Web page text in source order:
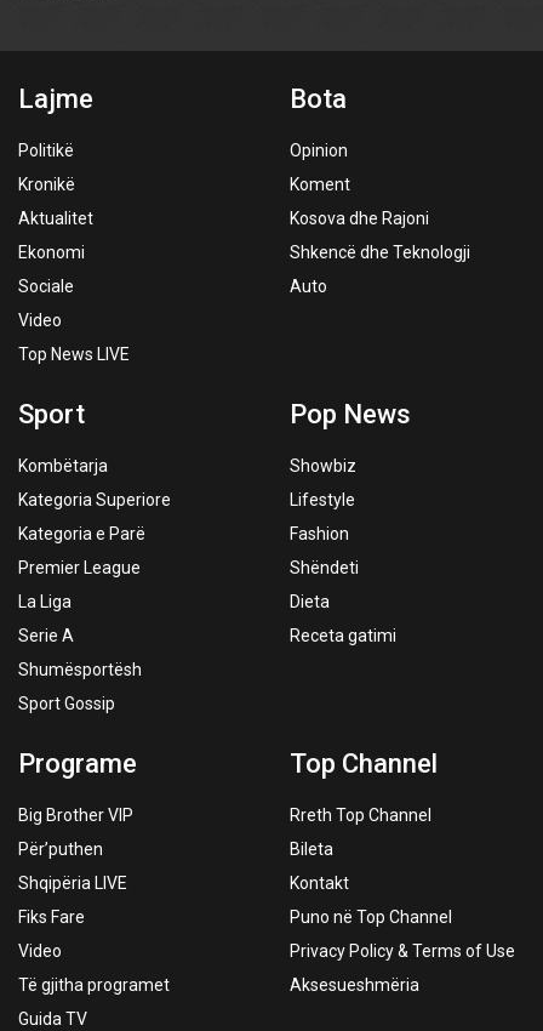
Lajme
Politikë
Kronikë
Aktualitet
Ekonomi
Sociale
Video
Top News LIVE
Bota
Opinion
Koment
Kosova dhe Rajoni
Shkencë dhe Teknologji
Auto
Sport
Kombëtarja
Kategoria Superiore
Kategoria e Parë
Premier League
La Liga
Serie A
Shumësportësh
Sport Gossip
Pop News
Showbiz
Lifestyle
Fashion
Shëndeti
Dieta
Receta gatimi
Programe
Big Brother VIP
Për’puthen
Shqipëria LIVE
Fiks Fare
Video
Të gjitha programet
Guida TV
Top Channel
Rreth Top Channel
Bileta
Kontakt
Puno në Top Channel
Privacy Policy & Terms of Use
Aksesueshmëria